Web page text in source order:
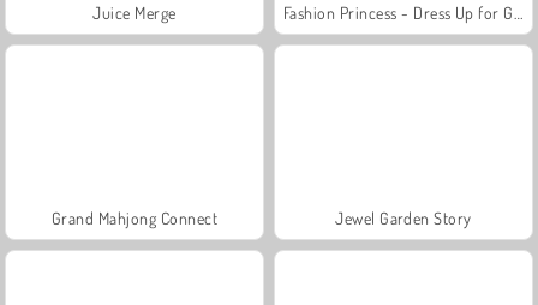
Juice Merge
Grand Mahjong Connect Jewel Garden Story